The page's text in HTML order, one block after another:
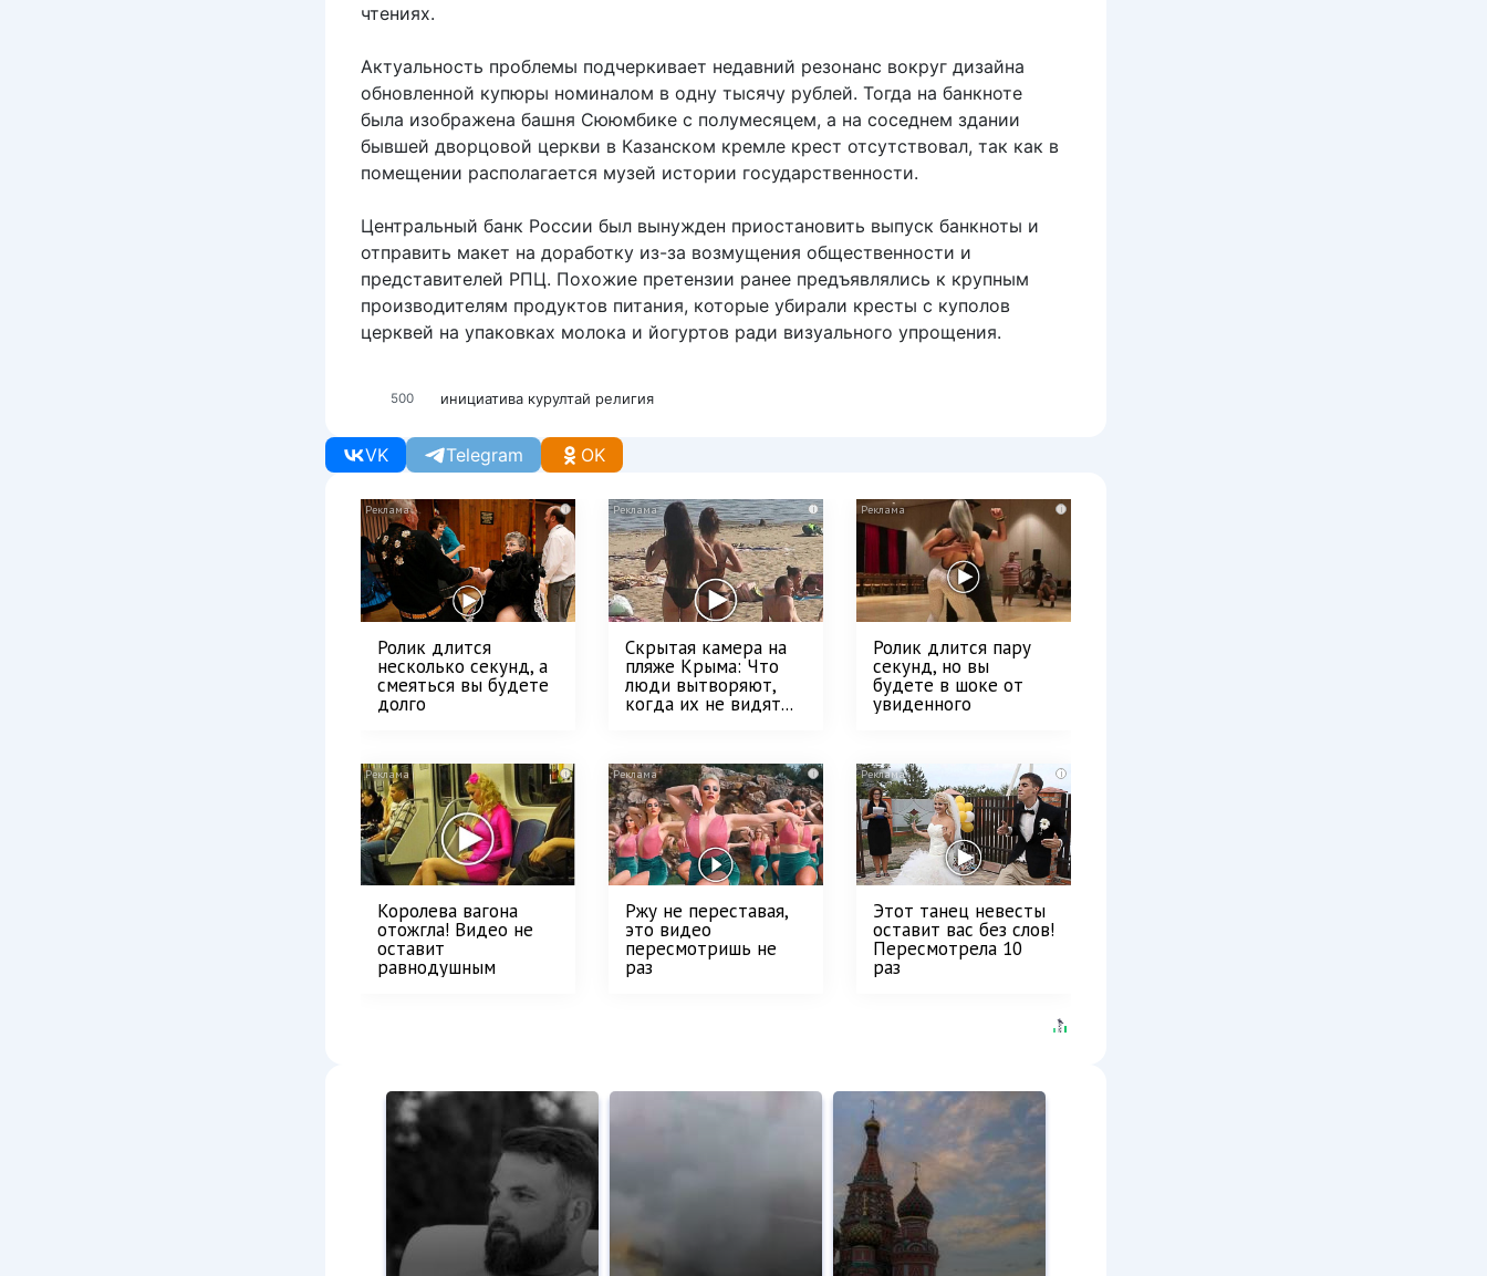
чтениях.
Актуальность проблемы подчеркивает недавний резонанс вокруг дизайна
обновленной купюры номиналом в одну тысячу рублей. Тогда на банкноте
была изображена башня Сююмбике с полумесяцем, а на соседнем здании
бывшей дворцовой церкви в Казанском кремле крест отсутствовал, так как в
помещении располагается музей истории государственности.
Центральный банк России был вынужден приостановить выпуск банкноты и
отправить макет на доработку из-за возмущения общественности и
представителей РПЦ. Похожие претензии ранее предъявлялись к крупным
производителям продуктов питания, которые убирали кресты с куполов
церквей на упаковках молока и йогуртов ради визуального упрощения.
500 инициатива курултай религия
VK Telegram OK
i
Ролик длится
несколько секунд, а
смеяться вы будете
долго
i
Скрытая камера на
пляже Крыма: Что
люди вытворяют,
когда их не видят...
i
Ролик длится пару
секунд, но вы
будете в шоке от
увиденного
i
Королева вагона
отожгла! Видео не
оставит
равнодушным
i
Ржу не переставая,
это видео
пересмотришь не
раз
i
Этот танец невесты
оставит вас без слов!
Пересмотрела 10
раз